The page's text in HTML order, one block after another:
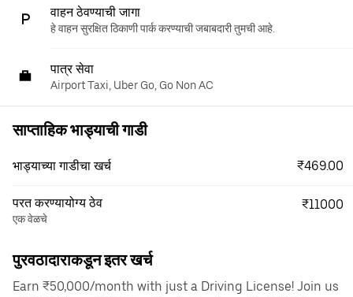
वाहन ठेवण्याची जागा
हे वाहन सुरक्षित ठिकाणी पार्क करण्याची जबाबदारी तुमची आहे.
पात्र सेवा
Airport Taxi, Uber Go, Go Non AC
साप्ताहिक भाड्याची गाडी
भाड्याच्या गाडीचा खर्च ₹469.00
परत करण्यायोग्य ठेव
एक वेळचे
₹11000
पुरवठादाराकडून इतर खर्च
Earn ₹50,000/month with just a Driving License! Join us